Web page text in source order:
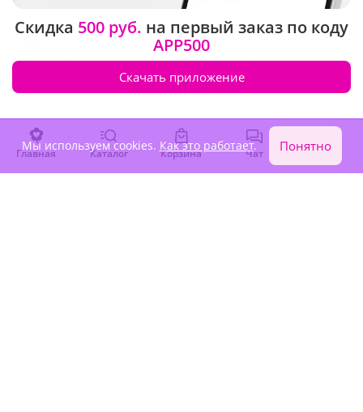
Подарок "Новогодняя
Под заказ
3 070 ₽
Новогодний подарок
Под заказ
4 080 ₽
Главная Каталог Корзина Чат Войти
Скидка 500 руб. на первый заказ по коду
APP500
Скачать приложение
Мы используем cookies. Как это работает. Понятно